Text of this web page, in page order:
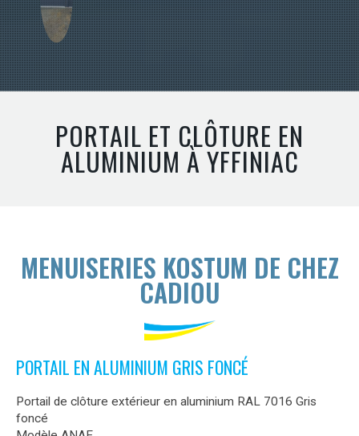
PORTAIL ET CLÔTURE EN
ALUMINIUM À YFFINIAC
MENUISERIES KOSTUM DE CHEZ
CADIOU
PORTAIL EN ALUMINIUM GRIS FONCÉ
Portail de clôture extérieur en aluminium RAL 7016 Gris
foncé